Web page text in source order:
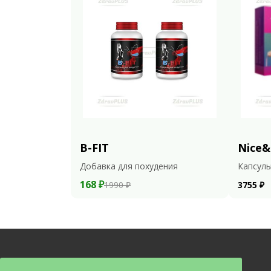
B-FIT
Добавка для похудения
168 ₽1990 ₽
3755 ₽